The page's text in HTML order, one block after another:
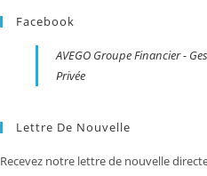
Facebook
AVEGO Groupe Financier -
Privée
Lettre De Nouvelle
Recevez notre lettre de nouvelle